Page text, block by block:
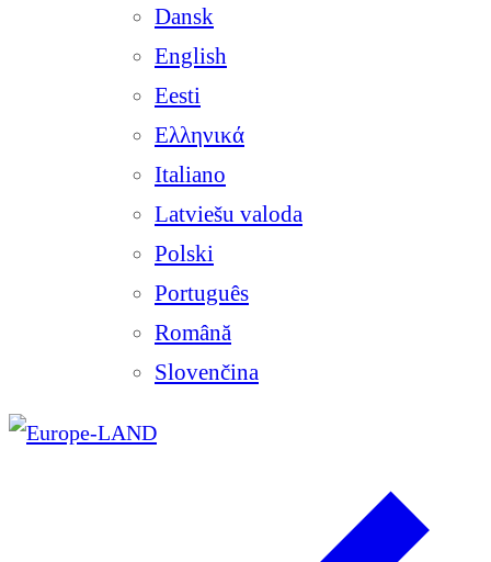
Dansk
English
Eesti
Ελληνικά
Italiano
Latviešu valoda
Polski
Português
Română
Slovenčina